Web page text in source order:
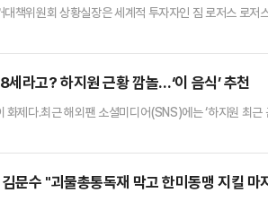
대책위원회 상황실장은 세계적 투자자인 짐 로저스 로
2일 오전 여의도 중앙당사에서 긴급기자회견을 열어
라고? 하지원 근황 깜놀…‘이 음식’ 추천
화제다.최근 해외팬 소셜미디어(SNS)에는 ‘하지원 최
시자는 “촬영 중 대기 중인지는 확실하지 않으나 48세
문수 "괴물총통독재 막고 한미동맹 지킬 마